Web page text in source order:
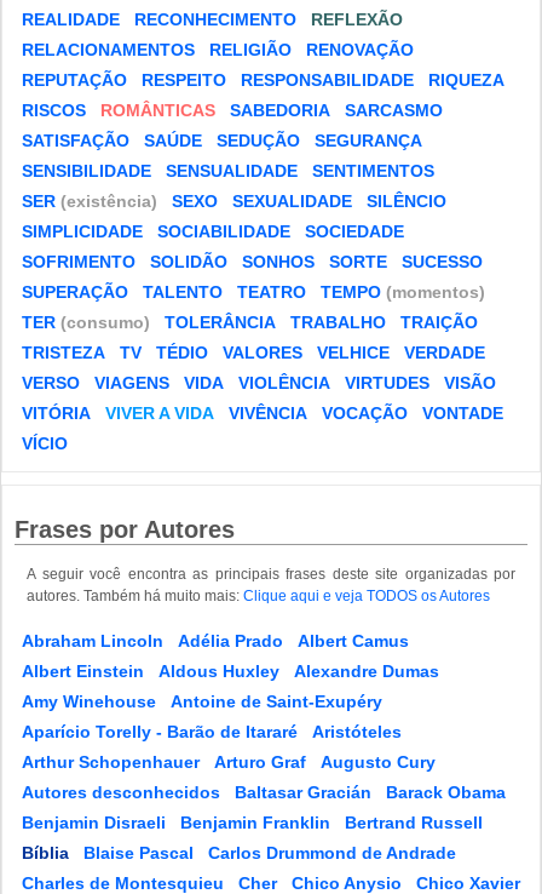
REALIDADE
RECONHECIMENTO
REFLEXÃO
RELACIONAMENTOS
RELIGIÃO
RENOVAÇÃO
REPUTAÇÃO
RESPEITO RESPONSABILIDADE
RIQUEZA
RISCOS
ROMÂNTICAS SABEDORIA
SARCASMO
SATISFAÇÃO
SAÚDE SEDUÇÃO
SEGURANÇA
SENSIBILIDADE
SENSUALIDADE
SENTIMENTOS
SER (existência) SEXO SEXUALIDADE
SILÊNCIO
SIMPLICIDADE
SOCIABILIDADE
SOCIEDADE
SOFRIMENTO
SOLIDÃO SONHOS SORTE
SUCESSO
SUPERAÇÃO
TALENTO TEATRO TEMPO (momentos)
TER (consumo) TOLERÂNCIA TRABALHO
TRAIÇÃO
TRISTEZA
TV TÉDIO VALORES VELHICE
VERDADE
VERSO
VIAGENS VIDA VIOLÊNCIA VIRTUDES
VISÃO
VITÓRIA
VIVER A VIDA VIVÊNCIA VOCAÇÃO
VONTADE
VÍCIO
Frases por Autores
A seguir você encontra as principais frases deste site organizadas por
autores. Também há muito mais: Clique aqui e veja TODOS os Autores
Abraham Lincoln Adélia Prado
Albert Camus
Albert Einstein
Aldous Huxley
Alexandre Dumas
Amy Winehouse
Antoine de Saint-Exupéry
Aparício Torelly - Barão de Itararé
Aristóteles
Arthur Schopenhauer
Arturo Graf
Augusto Cury
Autores desconhecidos
Baltasar Gracián
Barack Obama
Benjamin Disraeli
Benjamin Franklin
Bertrand Russell
Bíblia
Blaise Pascal
Carlos Drummond de Andrade
Charles de Montesquieu
Cher Chico Anysio
Chico Xavier